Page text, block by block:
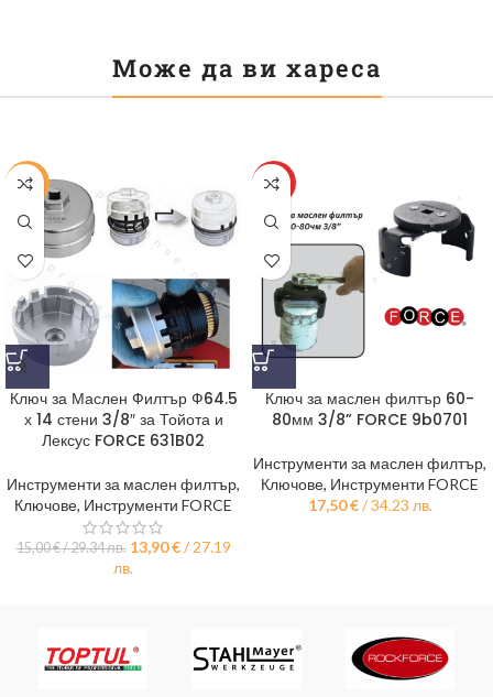
Може да ви хареса
-7%
Ключ за Маслен Филтър Ф64.5
х 14 стени 3/8″ за Тойота и
Лексус FORCE 631B02
Инструменти за маслен филтър,
Ключове, Инструменти FORCE
15,00€/ 29.34 лв. 13,90€ / 27.19
лв.
HOT
Ключ за маслен филтър 60-
80мм 3/8” FORCE 9b0701
Инструменти за маслен филтър,
Ключове, Инструменти FORCE
17,50€ / 34.23 лв.